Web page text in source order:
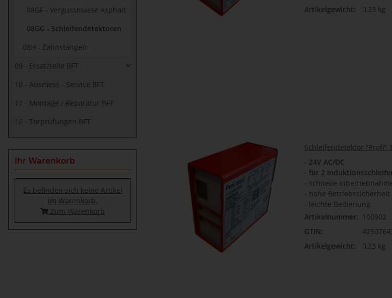
Artikelgewicht:
0,23 kg
Schleifendetektor "Profi"
- 24V AC/DC
- für 2
- schnelle
- hohe Betriebssicherheit
- leichte Bedienung
Artikelnummer: 100902
GTIN:
Artikelgewicht:
0,23 kg
08GF - Vergussmasse Asphalt
08GG - Schleifendetektoren
08H - Zahnstangen
09 - Ersatzteile BFT
10 - Ausmess - Service BFT
11 - Montage / Reparatur BFT
12 - Torprüfungen BFT
Ihr Warenkorb
Es befinden sich keine Artikel
im Warenkorb.
Zum Warenkorb